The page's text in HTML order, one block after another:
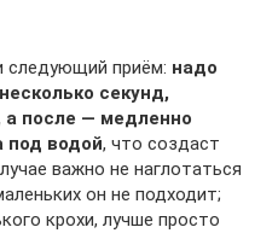
следующий приём: надо
секунд,
а после — медленно
под водой, что создаст
важно не наглотаться
он не подходит;
крохи, лучше просто